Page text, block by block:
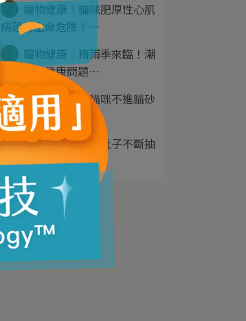
寵物健康｜貓咪肥厚性心肌
病恐有生命危險！⋯
寵物健康｜梅雨季來臨！潮
濕恐引發健康問題⋯
4 養寵物必知｜貓咪不進貓砂
盆是因為貓砂！獸⋯
5 寵物健康｜貓咪肚子不斷抽
動是生病了？獸醫⋯